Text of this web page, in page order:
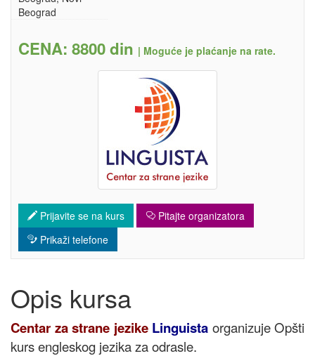
Beograd
CENA: 8800 din | Moguće je plaćanje na rate.
Prijavite se na kurs
Pitajte organizatora
Prikaži telefone
Opis kursa
Centar za strane jezike Linguista organizuje Opšti
kurs engleskog jezika za odrasle.